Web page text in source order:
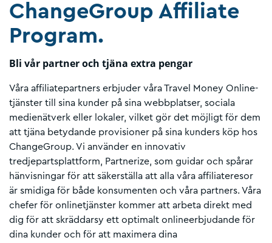
ChangeGroup Affiliate
Program.
Bli vår partner och tjäna extra pengar
Våra affiliatepartners erbjuder våra Travel Money Online-
tjänster till sina kunder på sina webbplatser, sociala
medienätverk eller lokaler, vilket gör det möjligt för dem
att tjäna betydande provisioner på sina kunders köp hos
ChangeGroup. Vi använder en innovativ
tredjepartsplattform, Partnerize, som guidar och spårar
hänvisningar för att säkerställa att alla våra affiliateresor
är smidiga för både konsumenten och våra partners. Våra
chefer för onlinetjänster kommer att arbeta direkt med
dig för att skräddarsy ett optimalt onlineerbjudande för
dina kunder och för att maximera dina